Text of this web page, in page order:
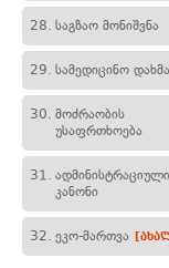
28. საგზაო მონიშვნა
29. სამედიცინო
30. მოძრაობის
უსაფრთხოება
31. ადმინისტრაციული
კანონი
32. ეკო-მართვა